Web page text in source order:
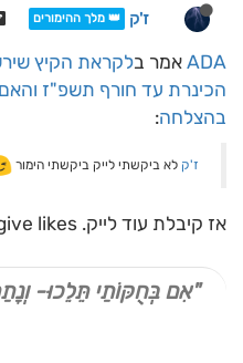
ז'ק 👑 מלך ההימורים
ADA אמר בלקראת הקיץ
הכינרת עד חורף תשפ"ז
בהצלחה:
ז'ק לא ביקשתי לייק ביקשתי הימור
אז קיבלת עוד לייק. I like to give likes
"אִם בְּחֻקּוֹתַי תֵּלֵכוּ-